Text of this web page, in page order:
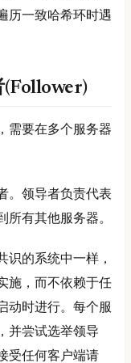
历一致哈希环时遇
需要在多个服务器
。领导者负责代表
有其他服务器。
识的系统中一样，
施，而不依赖于任
动时进行。每个服
并尝试选举领导
受任何客户端请